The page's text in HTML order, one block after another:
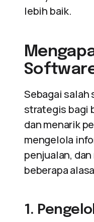
lebih baik.
Sebagai salah
strategis bagi
dan menarik
mengelola
penjualan,
beberapa
1.